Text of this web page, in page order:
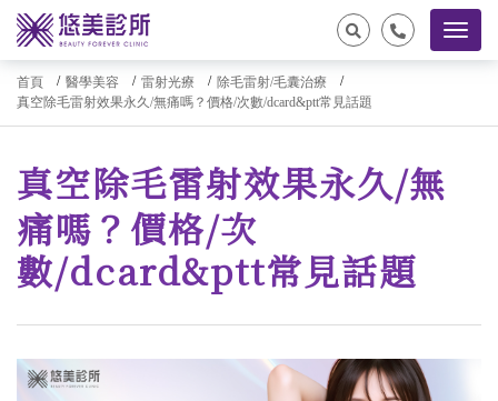
首頁 醫學美容 雷射光療
除毛雷射/毛囊治療
真空除毛雷射效果永久/無痛嗎？價格/次數/dcard&ptt常見話題
真空除毛雷射效果永久/無
痛嗎？價格/次
數/dcard&ptt常見話題